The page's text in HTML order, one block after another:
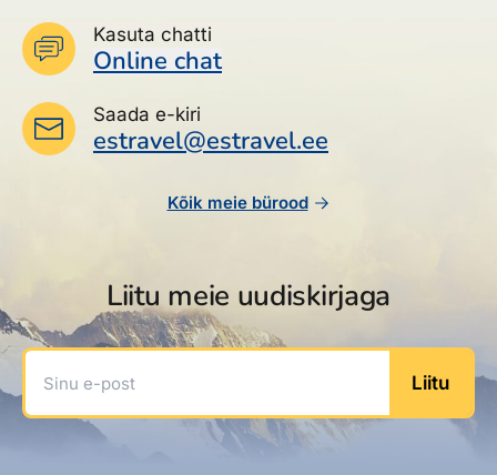
Kasuta chatti
Online chat
Saada e-kiri
estravel@estravel.ee
Kõik meie bürood
Liitu meie uudiskirjaga
Sinu e-post
Liitu